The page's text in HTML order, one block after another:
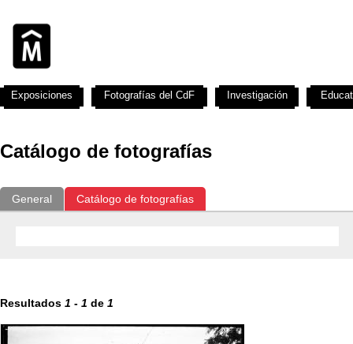
Catálogo de fotografías
General Catálogo de fotografías
Resultados 1 - 1 de 1
Exposiciones Fotografías del CdF Investigación